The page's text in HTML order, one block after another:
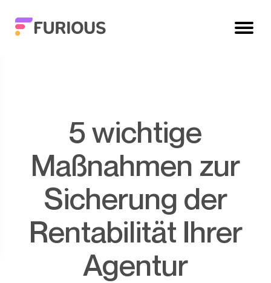
5 wichtige
Maßnahmen zur
Sicherung der
Rentabilität Ihrer
Agentur